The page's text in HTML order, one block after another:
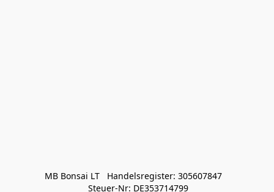
MB Bonsai LT   Handelsregister: 305607847
Steuer-Nr: DE353714799